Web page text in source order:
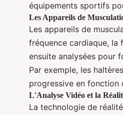
équipements sportifs
Les Appareils de
Les appareils de
fréquence cardiaque, la
ensuite analysées pour
Par exemple, les
progressive en fonction
L'Analyse Vidéo et la
La technologie de